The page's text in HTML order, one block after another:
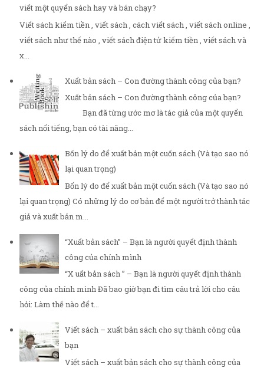
viết một quyển sách hay và bán chạy?
Viết sách kiếm tiền , viết sách , cách viết sách , viết sách online ,
viết sách như thế nào , viết sách điện tử kiếm tiền , viết sách và
x...
Xuất bản sách – Con đường thành công của bạn?
Xuất bản sách – Con đường thành công của bạn?
Bạn đã từng ước mơ là tác giả của một quyển
sách nổi tiếng, bạn có tài năng...
Bốn lý do để xuất bản một cuốn sách (Và tạo sao nó
lại quan trọng)
Bốn lý do để xuất bản một cuốn sách (Và tạo sao nó
lại quan trọng) Có những lý do cơ bản để một người trở thành tác
giả và xuất bản m...
“Xuất bản sách” – Bạn là người quyết định thành
công của chính mình
“X uất bản sách ” – Bạn là người quyết định thành
công của chính mình Đã bao giờ bạn đi tìm câu trả lời cho câu
hỏi: Làm thế nào để t...
Viết sách – xuất bản sách cho sự thành công của
bạn
Viết sách – xuất bản sách cho sự thành công của